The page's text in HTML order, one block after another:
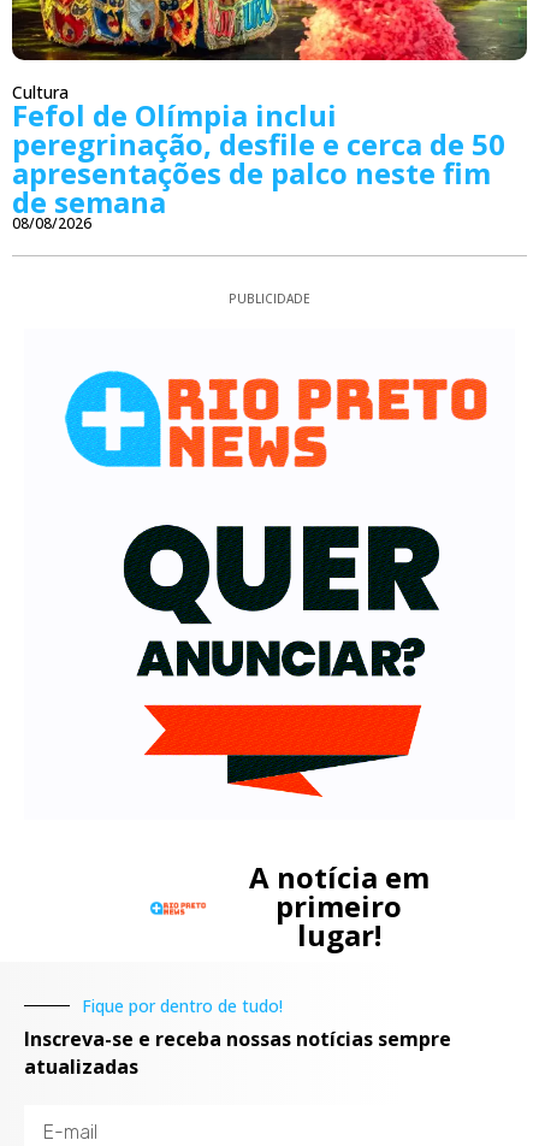
Cultura
Fefol de Olímpia inclui
peregrinação, desfile e cerca de 50
apresentações de palco neste fim
de semana
08/08/2026
PUBLICIDADE
A notícia em
primeiro
lugar!
Fique por dentro de tudo!
Inscreva-se e receba nossas notícias sempre
atualizadas